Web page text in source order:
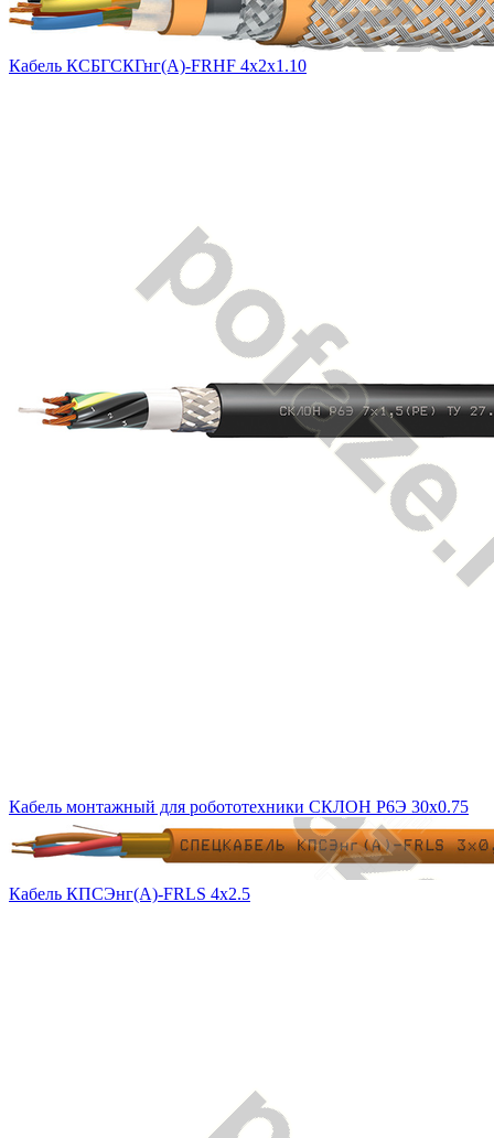
Кабель КСБГСКГнг(А)-FRHF 4х2х1.10
Кабель монтажный для робототехники СКЛОН Р6Э 30х0.75
Кабель КПСЭнг(А)-FRLS 4х2.5